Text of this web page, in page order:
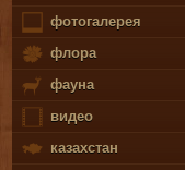
фотогалерея
флора
фауна
видео
казахстан